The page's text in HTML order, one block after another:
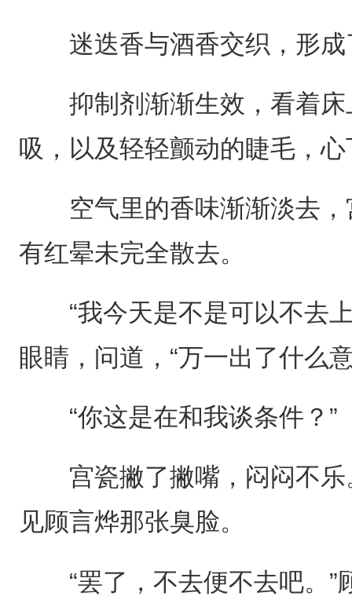
迷迭香与酒香交织，形成
抑制剂渐渐生效，看着床
吸，以及轻轻颤动的睫毛，
空气里的香味渐渐淡去，
有红晕未完全散去。
“我今天是不是可以不去上
眼睛，问道，“万一出了什么
“你这是在和我谈条件？”
宫瓷撇了撇嘴，闷闷不乐
见顾言烨那张臭脸。
“罢了，不去便不去吧。”